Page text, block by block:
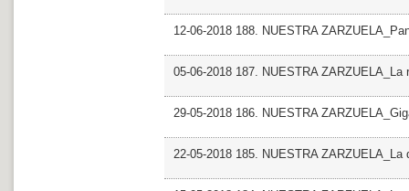
12-06-2018 188. NUESTRA
05-06-2018 187. NUESTRA ZARZUELA_La
29-05-2018 186. NUESTRA
22-05-2018 185. NUESTRA ZARZUELA_La